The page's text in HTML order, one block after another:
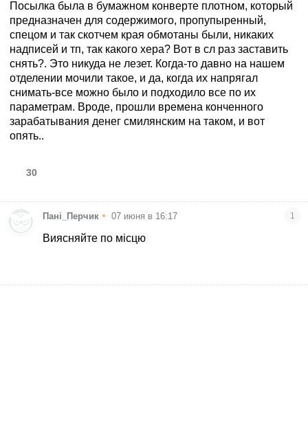
Посылка была в бумажном конверте плотном, который
предназначен для содержимого, пропупыренный,
спецом и так скотчем края обмотаны были, никаких
надписей и тп, так какого хера? Вот в сл раз заставить
снять?. Это никуда не лезет. Когда-то давно на нашем
отделении мочили такое, и да, когда их напрягал
снимать-все можно было и подходило все по их
параметрам. Вроде, прошли времена конченного
зарабатывания денег смилянским на таком, и вот
опять..
30
Пані_Перчик • 07 июня в 16:17 1
Виясняйте по місцю